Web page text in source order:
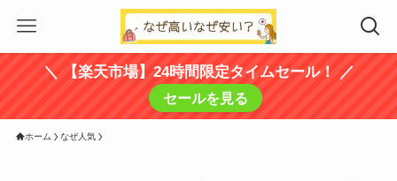
＼ 【楽天市場】24時間限定タイムセール！ ／
セールを見る
ホーム なぜ人気